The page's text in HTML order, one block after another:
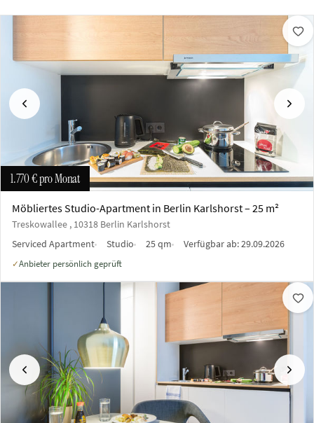
Vorherige
1.770 €pro Monat
Möbliertes Studio-Apartment in Berlin Karlshorst – 25 m²
Treskowallee , 10318 Berlin Karlshorst
Serviced Apartment
Studio 25 qm Verfügbar ab:29.09.2026
✓Anbieter persönlich geprüft
Vorherige